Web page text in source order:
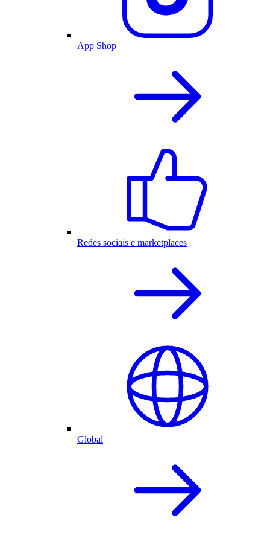
App Shop
Redes sociais e marketplaces
Global